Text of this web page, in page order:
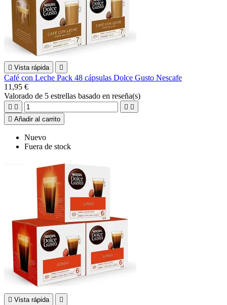
 Vista rápida 
Café con Leche Pack 48 cápsulas Dolce Gusto Nescafe
11,95 €
Valorado de 5 estrellas basado en reseña(s)
   
 Añadir al carrito
Nuevo
Fuera de stock
 Vista rápida 